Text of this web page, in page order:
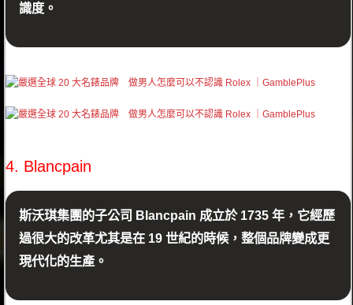
識度。
4. Blancpain
斯沃琪集團的子公司 Blancpain 成立於 1735 年，它經歷
過很大的改革尤其是在 19 世紀的時候，整個品牌變成更
現代化的生產。